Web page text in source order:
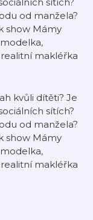
od manžela?
show Mámy
makléřka
kvůli dítěti? Je
sítích?
od manžela?
show Mámy
makléřka